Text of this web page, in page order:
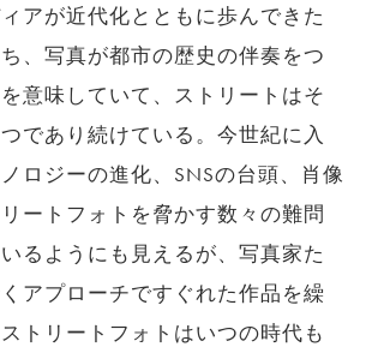
アが近代化とともに歩んできた
、写真が都市の歴史の伴奏をつ
意味していて、ストリートはそ
であり続けている。今世紀に入
ロジーの進化、SNSの台頭、肖像
ートフォトを脅かす数々の難問
るようにも見えるが、写真家た
アプローチですぐれた作品を繰
トリートフォトはいつの時代も